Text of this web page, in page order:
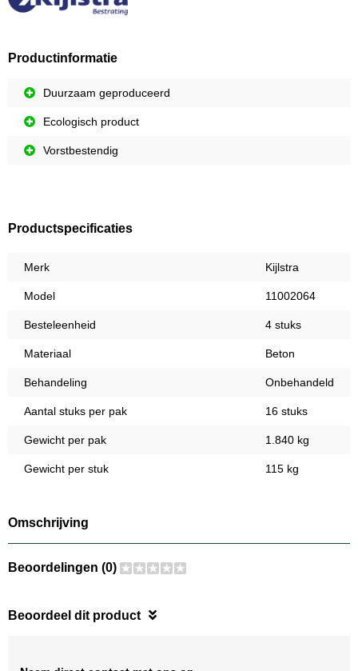
Productinformatie
Duurzaam geproduceerd
Ecologisch product
Vorstbestendig
Productspecificaties
Merk Kijlstra
Model 11002064
Besteleenheid 4 stuks
Materiaal Beton
Behandeling Onbehandeld
Aantal stuks per pak 16 stuks
Gewicht per pak 1.840 kg
Gewicht per stuk 115 kg
Omschrijving
Beoordelingen (0)
Beoordeel dit product